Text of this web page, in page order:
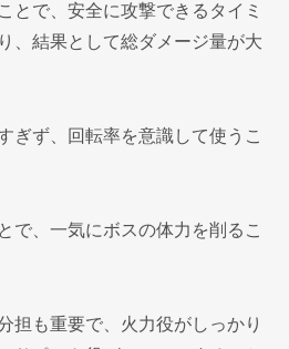
とで、安全に攻撃できるタイミ
、結果として総ダメージ量が大
ぎず、回転率を意識して使うこ
で、一気にボスの体力を削るこ
担も重要で、火力役がしっかり